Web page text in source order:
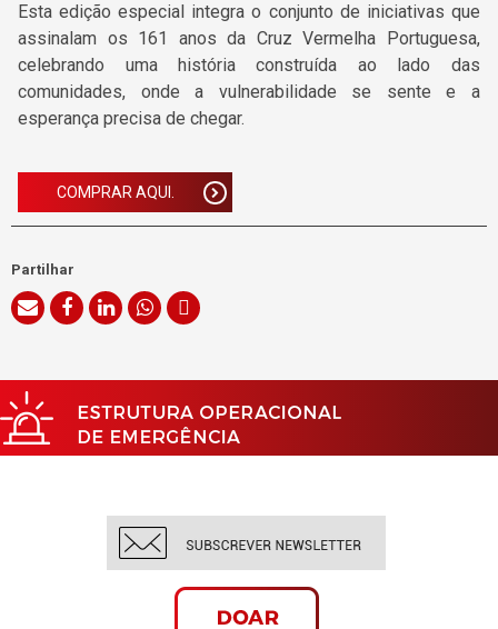
Esta edição especial integra o conjunto de iniciativas que
assinalam os 161 anos da Cruz Vermelha Portuguesa,
celebrando uma história construída ao lado das
comunidades, onde a vulnerabilidade se sente e a
esperança precisa de chegar.
COMPRAR AQUI.
Partilhar